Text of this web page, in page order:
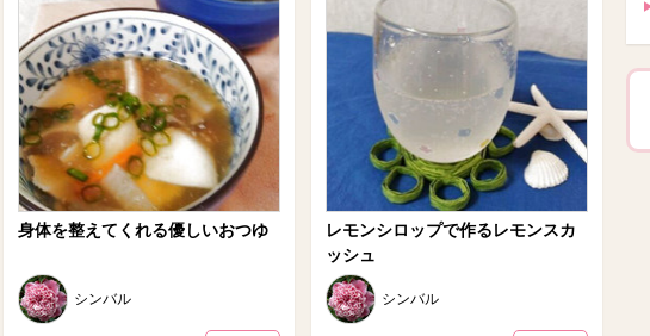
身体を整えてくれる優しいおつゆ
シンバル
レモンシロップで作るレモンスカ
ッシュ
シンバル